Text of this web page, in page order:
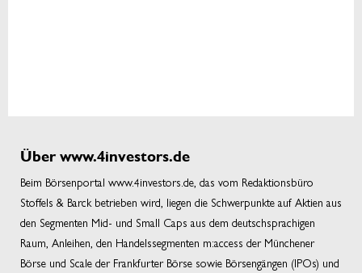
Über www.4investors.de
Beim Börsenportal www.4investors.de, das vom Redaktionsbüro
Stoffels & Barck betrieben wird, liegen die Schwerpunkte auf Aktien aus
den Segmenten Mid- und Small Caps aus dem deutschsprachigen
Raum, Anleihen, den Handelssegmenten m:access der Münchener
Börse und Scale der Frankfurter Börse sowie Börsengängen (IPOs) und